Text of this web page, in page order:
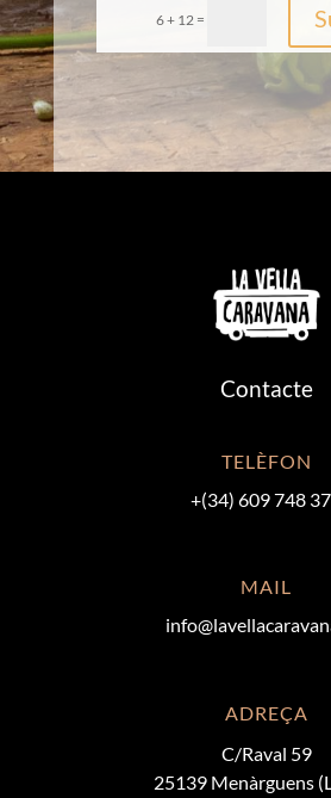
6 + 12 =
Contacte
TELÈFON
+(34) 609 748
MAIL
ADREÇA
C/Raval 59
25139 Menàrguens